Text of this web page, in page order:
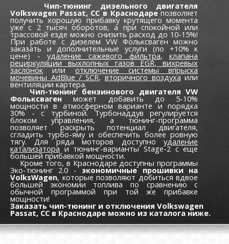
Чип-тюнинг дизельного двигателя
Volkswagen Passat, CC в Краснодарепозволяет
получить хорошую прибавку крутящего момента
уже c 2 тысяч оборотов, а при спокойной или
трассовой езде можно снизить расход до 10-15%!
При работе с дизелем VW Фольксваген можно
заказать и дополнительные услуги (по +10% к
цене) -удаление сажевого фильтра,клапана
рециркуляции выхлопных газов EGR,вихревых
заслонокилиотключение системы впрыска
мочевины AdBlue / SCR,вторичного воздухаили
вентиляции картера.
Чип-тюнинг бензинового двигателя VW
Фольксваген может добавить до 5-10%
мощности в атмосферном варианте и порядка
30% - с турбиной. Турбонаддув регулируется
блоком управления, а тюнинг-программа
позволяет раскрыть потенциал двигателя,
сгладить турбо-яму и обеспечить более ровную
тягу. Для ряда моторов доступноудаление
катализатора и тюнинг-варианты Stage-2 с еще
большей прибавкой мощности.
Кроме того, в Краснодаре доступны программы
Эко-тюнинг 2.0 - экономичные прошивки на
VolksWagen, которые позволяют добиться вдвое
большей экономии топлива по сравнению с
обычной программой при той же прибавке
мощности!
Заказать чип-тюнинг и отключения Volkswagen
Passat, CC в Краснодаре можно из каталога ниже.